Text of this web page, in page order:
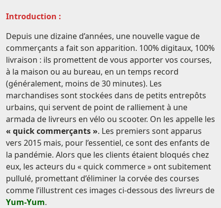
Introduction :
Depuis une dizaine d’années, une nouvelle vague de
commerçants a fait son apparition. 100% digitaux, 100%
livraison : ils promettent de vous apporter vos courses,
à la maison ou au bureau, en un temps record
(généralement, moins de 30 minutes). Les
marchandises sont stockées dans de petits entrepôts
urbains, qui servent de point de ralliement à une
armada de livreurs en vélo ou scooter. On les appelle les
« quick commerçants ». Les premiers sont apparus
vers 2015 mais, pour l’essentiel, ce sont des enfants de
la pandémie. Alors que les clients étaient bloqués chez
eux, les acteurs du « quick commerce » ont subitement
pullulé, promettant d’éliminer la corvée des courses
comme l’illustrent ces images ci-dessous des livreurs de
Yum-Yum.